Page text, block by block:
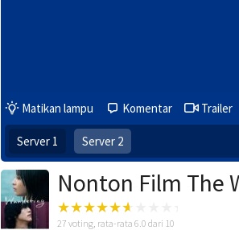
Matikan lampu Komentar Trailer
Server 1 Server 2
Nonton Film The
27 voting, rata-rata 6.0 dari 10